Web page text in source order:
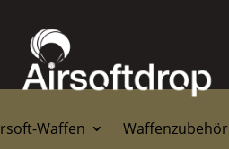
Waffen Waffenzubehör